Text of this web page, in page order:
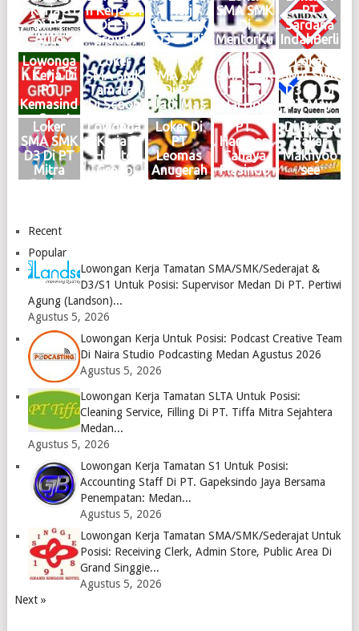
n Kerja S1
Di PT
Auto
Dinamik
Sentosa
Medan
Juni 2026
Logo
n Kerja S1
Di PT
Growth
Steel
Group
Medan
Mei 2026
Logo
n Kerja
SMA SMK
D3 S1 Di
Group
Medan
Mei 2026
Logo
SMA SMK
Di
MentorKu
Indonesia
Medan
Maret
2025
Logo
PT
Sardana
IndahBerli
an Motor
Medan
Februari
2025
Logo
Lowonga
n Kerja Di
PT
Kemasind
o Cepat
Medan
Oktober
2024
Logo
Loker
SMA SMK
Tamatan
Di Scoop
Medan
Juni 2024
Logo
Loker
SMA SMK
Di PT
Jadi Mas
Medan
KIM
Mabar
April
2024
Loker
SMA SMK
S1 Di PT
Hai Hou
Medan
Januari
2024
Logo
Loker
SMA SMK
D3 S1 Di
PT May
Queen
Son
Medan
2024
Logo
Loker
SMA SMK
D3 Di PT
Mitra
Berkat
2023
Lowonga
n Kerja Di
Hokito
Group
Loker Di
PT
Leomas
Anugerah
Bersauda
PT.
Harapan
Cahaya
Plasindo
Di Bakso
Bakar
Maknyoo
see
Recent
Popular
Lowongan Kerja Tamatan SMA/SMK/Sederajat &
D3/S1 Untuk Posisi: Supervisor Medan Di PT. Pertiwi
Agung (Landson)...
Agustus 5, 2026
Lowongan Kerja Untuk Posisi: Podcast Creative Team
Di Naira Studio Podcasting Medan Agustus 2026
Agustus 5, 2026
Lowongan Kerja Tamatan SLTA Untuk Posisi:
Cleaning Service, Filling Di PT. Tiffa Mitra Sejahtera
Medan...
Agustus 5, 2026
Lowongan Kerja Tamatan S1 Untuk Posisi:
Accounting Staff Di PT. Gapeksindo Jaya Bersama
Penempatan: Medan...
Agustus 5, 2026
Lowongan Kerja Tamatan SMA/SMK/Sederajat Untuk
Posisi: Receiving Clerk, Admin Store, Public Area Di
Grand Singgie...
Agustus 5, 2026
Next »